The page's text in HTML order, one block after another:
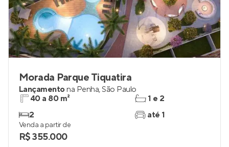
Morada Parque Tiquatira
Lançamentona Penha,São Paulo
40 a 80 m²
2
1 e 2
até 1
Venda a partir de
R$ 355.000